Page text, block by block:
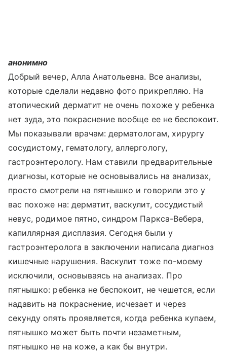
анонимно
Добрый вечер, Алла Анатольевна. Все анализы,
которые сделали недавно фото прикрепляю. На
атопический дерматит не очень похоже у ребенка
нет зуда, это покраснение вообще ее не беспокоит.
Мы показывали врачам: дерматологам, хирургу
сосудистому, гематологу, аллергологу,
гастроэнтерологу. Нам ставили предварительные
диагнозы, которые не основывались на анализах,
просто смотрели на пятнышко и говорили это у
вас похоже на: дерматит, васкулит, сосудистый
невус, родимое пятно, синдром Паркса-Вебера,
капиллярная дисплазия. Сегодня были у
гастроэнтеролога в заключении написала диагноз
кишечные нарушения. Васкулит тоже по-моему
исключили, основываясь на анализах. Про
пятнышко: ребенка не беспокоит, не чешется, если
надавить на покраснение, исчезает и через
секунду опять проявляется, когда ребенка купаем,
пятнышко может быть почти незаметным,
пятнышко не на коже, а как бы внутри.